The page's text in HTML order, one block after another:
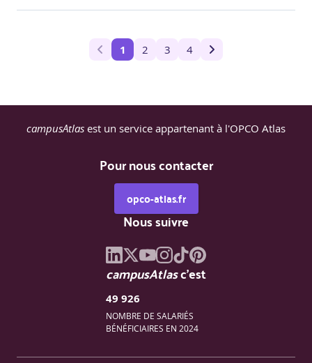
1 2 3 4
campusAtlas est un service appartenant à l'OPCO Atlas
Pour nous contacter
opco-atlas.fr
Nous suivre
campusAtlasc'est
49 926
NOMBRE DE SALARIÉS
BÉNÉFICIAIRES EN 2024